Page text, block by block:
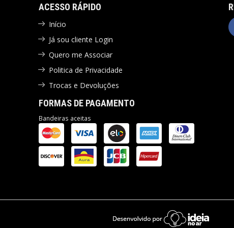
ACESSO RÁPIDO
Início
Já sou cliente Login
Quero me Associar
Politica de Privacidade
Trocas e Devoluções
FORMAS DE PAGAMENTO
Bandeiras aceitas